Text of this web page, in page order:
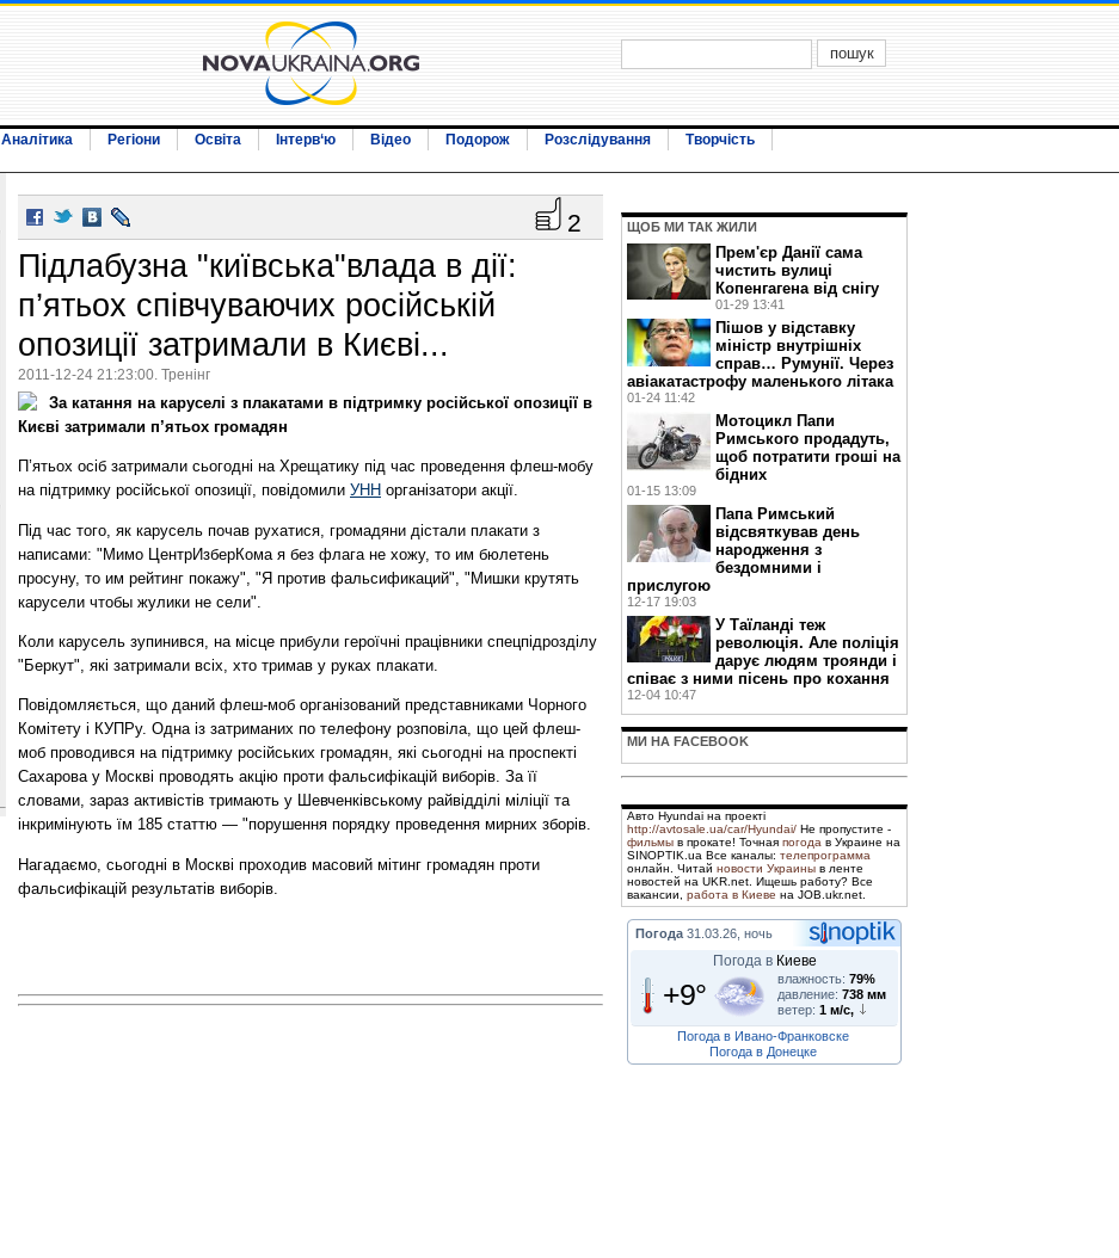
Аналітика Регіони Освіта Інтерв‘ю Відео Подорож Розслідування
Творчість
2
Підлабузна "київська"влада в дії:
п’ятьох співчуваючих російській
опозиції затримали в Києві...
2011-12-24 21:23:00. Тренінг
За катання на каруселі з плакатами в підтримку російської опозиції в
Києві затримали п’ятьох громадян
П’ятьох осіб затримали сьогодні на Хрещатику під час проведення флеш-мобу
на підтримку російської опозиції, повідомили УНН організатори акції.
Під час того, як карусель почав рухатися, громадяни дістали плакати з
написами: "Мимо ЦентрИзберКома я без флага не хожу, то им бюлетень
просуну, то им рейтинг покажу", "Я против фальсификаций", "Мишки крутять
карусели чтобы жулики не сели".
Коли карусель зупинився, на місце прибули героїчні працівники спецпідрозділу
"Беркут", які затримали всіх, хто тримав у руках плакати.
Повідомляється, що даний флеш-моб організований представниками Чорного
Комітету і КУПРу. Одна із затриманих по телефону розповіла, що цей флеш-
моб проводився на підтримку російських громадян, які сьогодні на проспекті
Сахарова у Москві проводять акцію проти фальсифікацій виборів. За її
словами, зараз активістів тримають у Шевченківському райвідділі міліції та
інкримінують їм 185 статтю — "порушення порядку проведення мирних зборів.
Нагадаємо, сьогодні в Москві проходив масовий мітинг громадян проти
фальсифікацій результатів виборів.
ЩОБ МИ ТАК ЖИЛИ
Прем'єр Данії сама
чистить вулиці
Копенгагена від снігу
01-29 13:41
Пішов у відставку
міністр внутрішніх
справ… Румунії. Через
авіакатастрофу маленького літака
01-24 11:42
Мотоцикл Папи
Римського продадуть,
щоб потратити гроші на
бідних
01-15 13:09
Папа Римський
відсвяткував день
народження з
бездомними і
прислугою
12-17 19:03
У Таїланді теж
революція. Але поліція
дарує людям троянди і
співає з ними пісень про кохання
12-04 10:47
МИ НА FACEBOOK
Авто Hyundai на проекті
http://avtosale.ua/car/Hyundai/ Не пропустите -
фильмы в прокате! Точная погода в Украине на
SINOPTIK.ua Все каналы: телепрограмма
онлайн. Читай новости Украины в ленте
новостей на UKR.net. Ищешь работу? Все
вакансии, работа в Киеве на JOB.ukr.net.
Погода 31.03.26, ночь
Погода в Киеве
+9° влажность: 79%
давление: 738 мм
ветер: 1 м/с,
Погода в Ивано-Франковске
Погода в Донецке